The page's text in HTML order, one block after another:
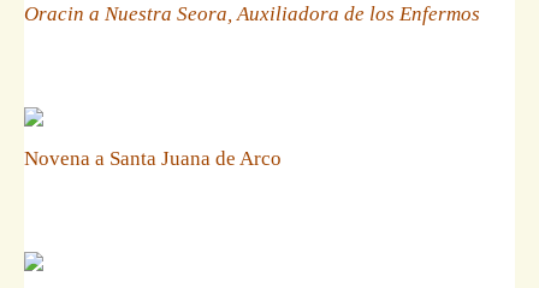
Oracin a Nuestra Seora, Auxiliadora de los Enfermos
Novena a Santa Juana de Arco